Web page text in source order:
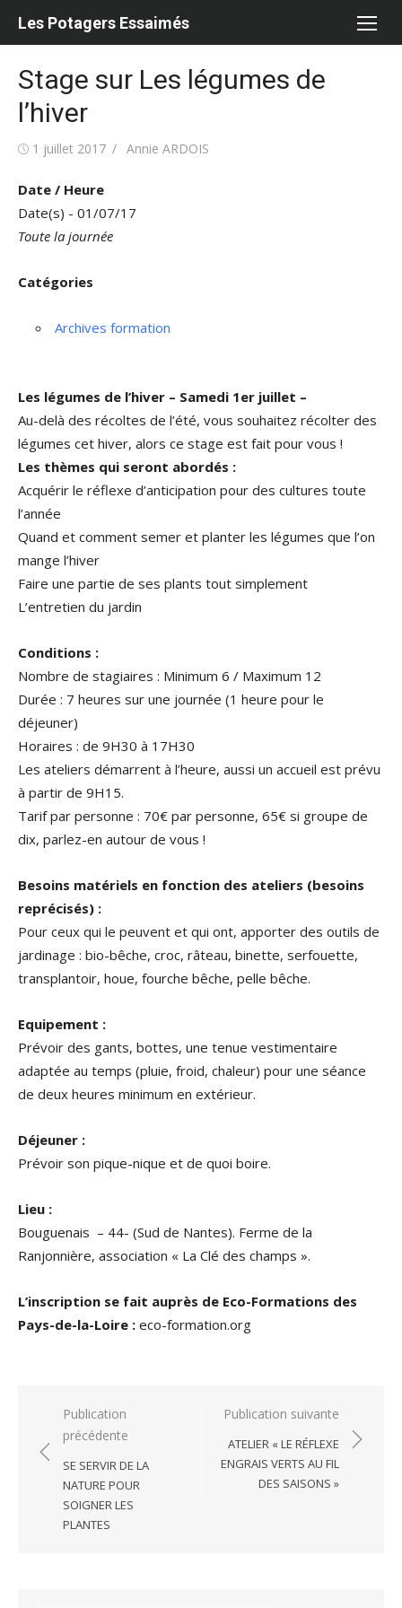
Les Potagers Essaimés
Stage sur Les légumes de
l’hiver
Publié1 juillet 2017 Auteur/autrice
Annie ARDOIS
Date / Heure
Date(s) - 01/07/17
Toute la journée
Catégories
Archives formation
Les légumes de l’hiver – Samedi 1er juillet –
Au-delà des récoltes de l’été, vous souhaitez récolter des
légumes cet hiver, alors ce stage est fait pour vous !
Les thèmes qui seront abordés :
Acquérir le réflexe d’anticipation pour des cultures toute
l’année
Quand et comment semer et planter les légumes que l’on
mange l’hiver
Faire une partie de ses plants tout simplement
L’entretien du jardin
Conditions :
Nombre de stagiaires : Minimum 6 / Maximum 12
Durée : 7 heures sur une journée (1 heure pour le
déjeuner)
Horaires : de 9H30 à 17H30
Les ateliers démarrent à l’heure, aussi un accueil est prévu
à partir de 9H15.
Tarif par personne : 70€ par personne, 65€ si groupe de
dix, parlez-en autour de vous !
Besoins matériels en fonction des ateliers (besoins
reprécisés) :
Pour ceux qui le peuvent et qui ont, apporter des outils de
jardinage : bio-bêche, croc, râteau, binette, serfouette,
transplantoir, houe, fourche bêche, pelle bêche.
Equipement :
Prévoir des gants, bottes, une tenue vestimentaire
adaptée au temps (pluie, froid, chaleur) pour une séance
de deux heures minimum en extérieur.
Déjeuner :
Prévoir son pique-nique et de quoi boire.
Lieu :
Bouguenais – 44- (Sud de Nantes). Ferme de la
Ranjonnière, association « La Clé des champs ».
L’inscription se fait auprès de Eco-Formations des
Pays-de-la-Loire : eco-formation.org
Navigation
de
l’article
Publication
précédente
SE SERVIR DE LA
NATURE POUR
SOIGNER LES
PLANTES
Publication suivante
ATELIER « LE RÉFLEXE
ENGRAIS VERTS AU FIL
DES SAISONS »